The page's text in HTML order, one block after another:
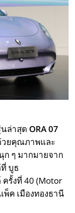
ล่าสุด ORA 07
วยคุณภาพและ
ก ๆ มากมายจาก
บูธ
รั้งที่ 40 (Motor
พ็ค เมืองทองธานี